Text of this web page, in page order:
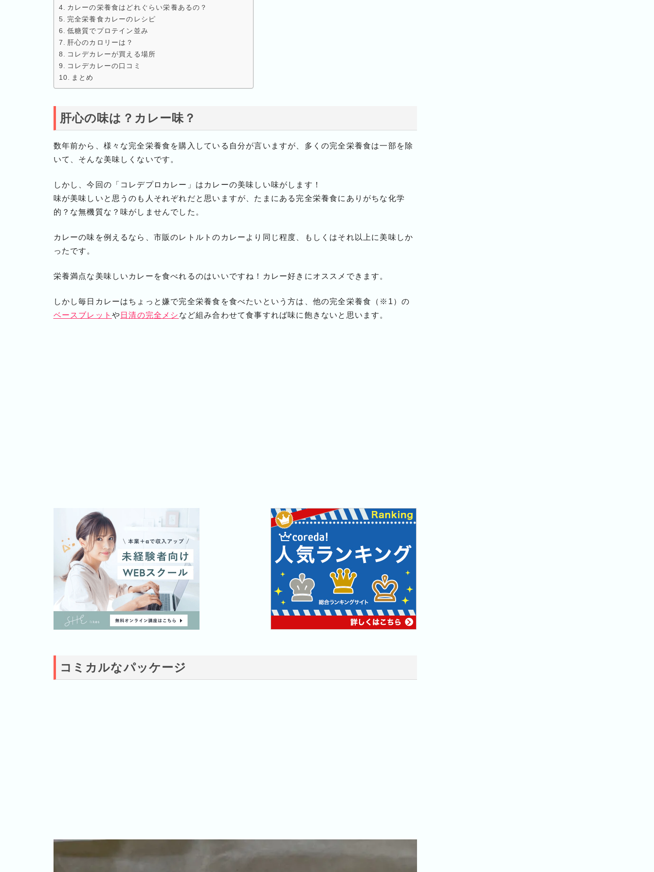
カレーの栄養食はどれぐらい栄養あるの？
完全栄養食カレーのレシピ
低糖質でプロテイン並み
肝心のカロリーは？
コレデカレーが買える場所
コレデカレーの口コミ
まとめ
肝心の味は？カレー味？
数年前から、様々な完全栄養食を購入している自分が言いますが、多くの完全栄養食は一部を除
いて、そんな美味しくないです。
しかし、今回の「コレデプロカレー」はカレーの美味しい味がします！
味が美味しいと思うのも人それぞれだと思いますが、たまにある完全栄養食にありがちな化学
的？な無機質な？味がしませんでした。
カレーの味を例えるなら、市販のレトルトのカレーより同じ程度、もしくはそれ以上に美味しか
ったです。
栄養満点な美味しいカレーを食べれるのはいいですね！カレー好きにオススメできます。
しかし毎日カレーはちょっと嫌で完全栄養食を食べたいという方は、他の完全栄養食（※1）の
ベースブレット や 日清の完全メシ など組み合わせて食事すれば味に飽きないと思います。
コミカルなパッケージ